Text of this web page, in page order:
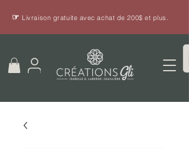
☞ Livraison gratuite avec achat de 200$ et plus.